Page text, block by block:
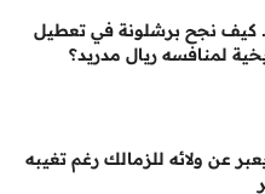
كيف نجح برشلونة في تعطيل
لمنافسه ريال مدريد؟
عن ولائه للزمالك رغم تغيبه